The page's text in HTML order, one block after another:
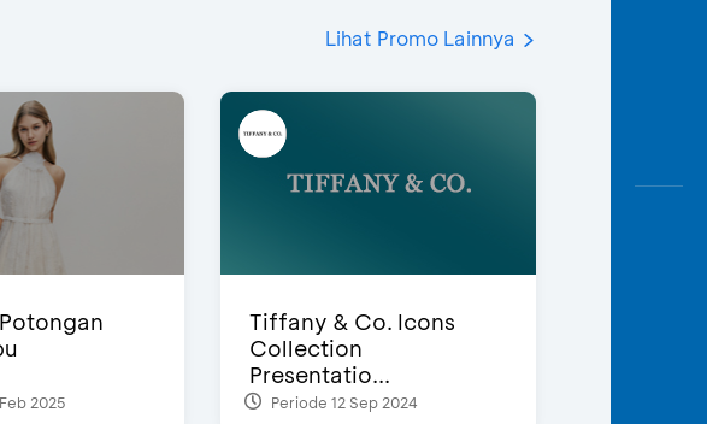
Lihat Promo Lainnya
2025
Tiffany & Co. Icons
Collection
Presentatio...
Periode 12 Sep 2024